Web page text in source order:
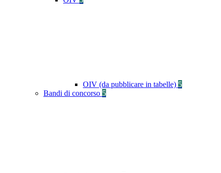
OIV (da pubblicare in tabelle) 5
Bandi di concorso 5